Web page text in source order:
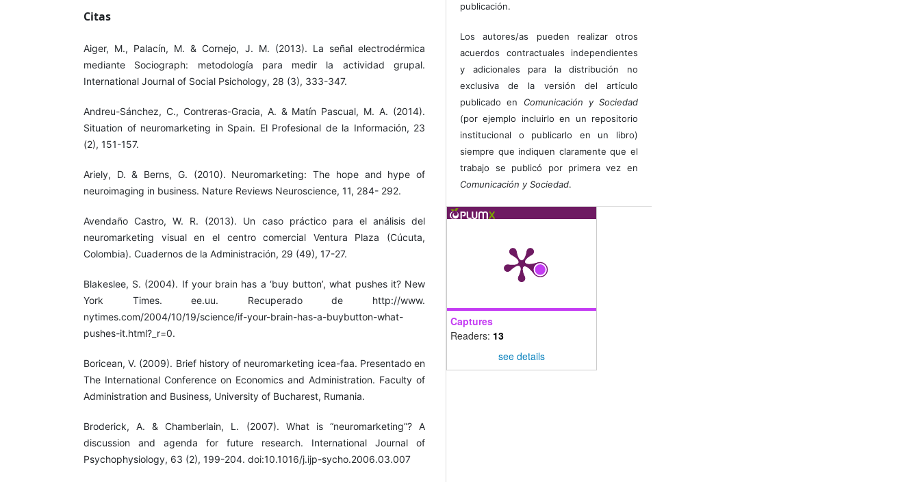
Citas
Aiger, M., Palacín, M. & Cornejo, J. M. (2013). La señal electrodérmica
mediante Sociograph: metodología para medir la actividad grupal.
International Journal of Social Psichology, 28 (3), 333-347.
Andreu-Sánchez, C., Contreras-Gracia, A. & Matín Pascual, M. A. (2014).
Situation of neuromarketing in Spain. El Profesional de la Información, 23
(2), 151-157.
Ariely, D. & Berns, G. (2010). Neuromarketing: The hope and hype of
neuroimaging in business. Nature Reviews Neuroscience, 11, 284- 292.
Avendaño Castro, W. R. (2013). Un caso práctico para el análisis del
neuromarketing visual en el centro comercial Ventura Plaza (Cúcuta,
Colombia). Cuadernos de la Administración, 29 (49), 17-27.
Blakeslee, S. (2004). If your brain has a ‘buy button’, what pushes it? New
York Times. ee.uu. Recuperado de http://www.
nytimes.com/2004/10/19/science/if-your-brain-has-a-buybutton-what-
pushes-it.html?_r=0.
Boricean, V. (2009). Brief history of neuromarketing icea-faa. Presentado en
The International Conference on Economics and Administration. Faculty of
Administration and Business, University of Bucharest, Rumania.
Broderick, A. & Chamberlain, L. (2007). What is “neuromarketing”? A
discussion and agenda for future research. International Journal of
Psychophysiology, 63 (2), 199-204. doi:10.1016/j.ijp-sycho.2006.03.007
publicación.
Los autores/as pueden realizar otros
acuerdos contractuales independientes
y adicionales para la distribución no
exclusiva de la versión del artículo
publicado en Comunicación y Sociedad
(por ejemplo incluirlo en un repositorio
institucional o publicarlo en un libro)
siempre que indiquen claramente que el
trabajo se publicó por primera vez en
Comunicación y Sociedad.
Captures
Readers: 13
see details